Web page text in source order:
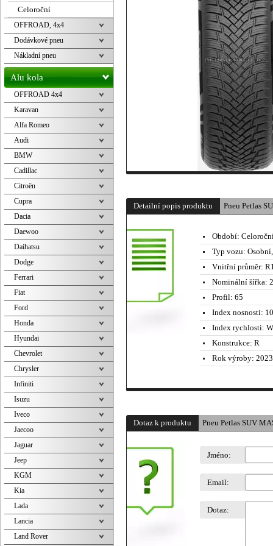
Detailní popis produktu Pneu Petlas
Období:
Typ vozu:
Vnitřní průměr:
Nominální šířka:
Profil: 65
Index nosnosti:
Index rychlosti:
Konstrukce: R
Rok výroby:
Dotaz k produktu Pneu Petlas SUV
Jméno:
Email:
Dotaz:
Celoroční
OFFROAD, 4x4
Dodávkové pneu
Nákladní pneu
Alu kola
OFFROAD 4x4
Karavan
Alfa Romeo
Audi
BMW
Cadillac
Citroën
Cupra
Dacia
Daewoo
Daihatsu
Dodge
Ferrari
Fiat
Ford
Honda
Hyundai
Chevrolet
Chrysler
Infiniti
Isuzu
Iveco
Jaecoo
Jaguar
Jeep
KGM
Kia
Lada
Lancia
Land Rover